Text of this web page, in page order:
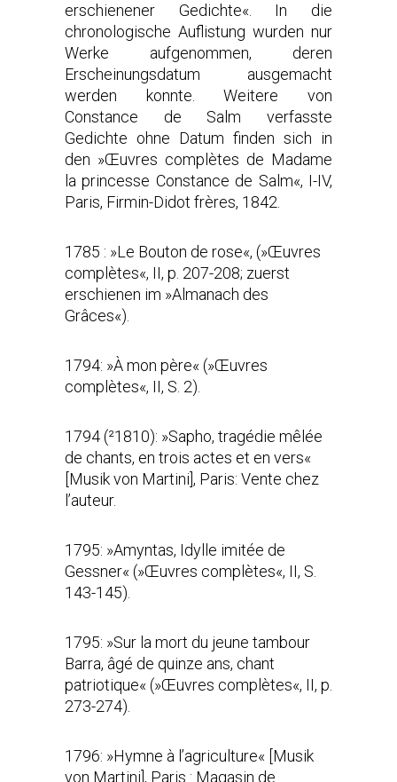
erschienener Gedichte«. In die
chronologische Auflistung wurden nur
Werke aufgenommen, deren
Erscheinungsdatum ausgemacht
werden konnte.Weitere von
Constance de Salm verfasste
Gedichte ohne Datum finden sich in
den »Œuvres complètes de Madame
la princesse Constance de Salm«, I-IV,
Paris, Firmin-Didot frères, 1842.
1785 : »Le Bouton de rose«, (»Œuvres
complètes«, II, p. 207-208; zuerst
erschienen im »Almanach des
Grâces«).
1794: »À mon père« (»Œuvres
complètes«, II, S. 2).
1794 (²1810): »Sapho, tragédie mêlée
de chants, en trois actes et en vers«
[Musik von Martini], Paris: Vente chez
l’auteur.
1795: »Amyntas, Idylle imitée de
Gessner« (»Œuvres complètes«, II, S.
143-145).
1795: »Sur la mort du jeune tambour
Barra, âgé de quinze ans, chant
patriotique« (»Œuvres complètes«, II, p.
273-274).
1796: »Hymne à l’agriculture« [Musik
von Martini], Paris : Magasin de